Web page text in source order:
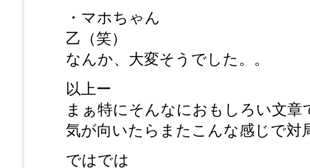
・マホちゃん
乙（笑）
なんか、大変そうでした。。
以上ー
まぁ特にそんなにおもしろい文章
気が向いたらまたこんな感じで対
ではでは